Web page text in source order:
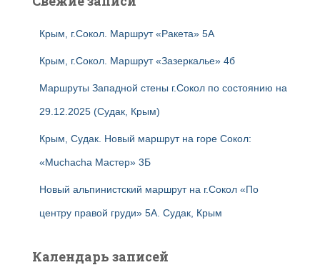
Крым, г.Сокол. Маршрут «Ракета» 5А
Крым, г.Сокол. Маршрут «Зазеркалье» 4б
Маршруты Западной стены г.Сокол по состоянию на
29.12.2025 (Судак, Крым)
Крым, Судак. Новый маршрут на горе Сокол:
«Muchacha Мастер» 3Б
Новый альпинистский маршрут на г.Сокол «По
центру правой груди» 5А. Судак, Крым
Календарь записей